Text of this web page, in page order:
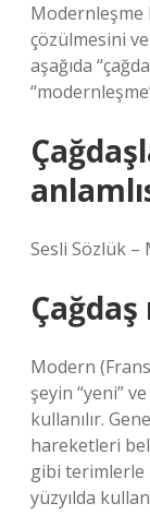
Modernleşme
çözülmesini
aşağıda
Sesli Sözlük –
Modern
şeyin “yeni”
kullanılır.
hareketleri
gibi terimlerle
yüzyılda